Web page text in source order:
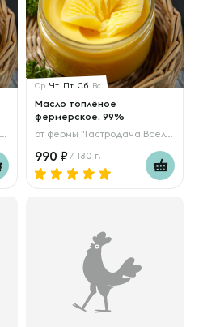
Ср Чт Пт Сб Вс
Масло топлёное
фермерское, 99%
от фермы "Гастродача Вселуг"
990 / 180 г.